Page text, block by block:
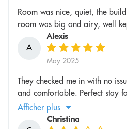
Room was nice, quiet, the
room was big and airy, well
A
Alexis
May 2025
They checked me in with no
and comfortable. Perfect stay
Afficher plus
Christina